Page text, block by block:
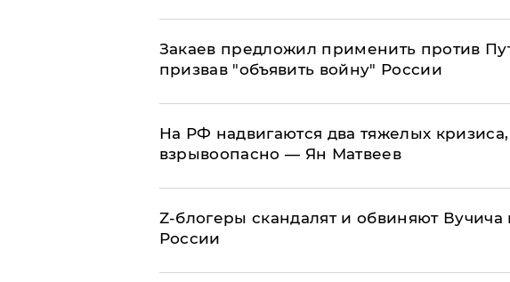
Закаев предложил применить против
призвав "объявить войну" России
На РФ надвигаются два тяжелых
взрывоопасно — Ян Матвеев
Z-блогеры скандалят и обвиняют Вучича
России